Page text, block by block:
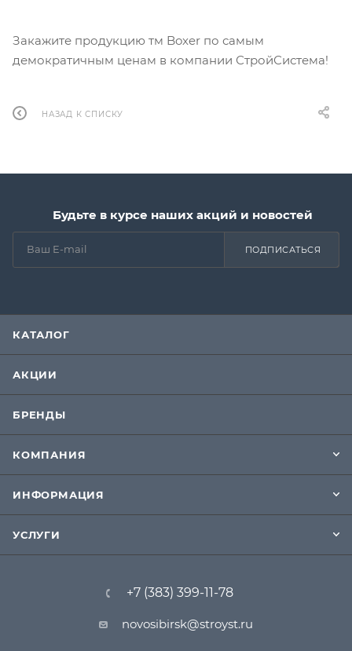
Закажите продукцию тм Boxer по самым
демократичным ценам в компании СтройСистема!
НАЗАД К СПИСКУ
Будьте в курсе наших акций и новостей
ПОДПИСАТЬСЯ
КАТАЛОГ
АКЦИИ
БРЕНДЫ
КОМПАНИЯ
ИНФОРМАЦИЯ
УСЛУГИ
+7 (383) 399-11-78
novosibirsk@stroyst.ru